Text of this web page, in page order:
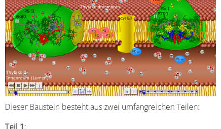
Dieser Baustein besteht aus zwei umfangreichen Teilen:
Teil 1: